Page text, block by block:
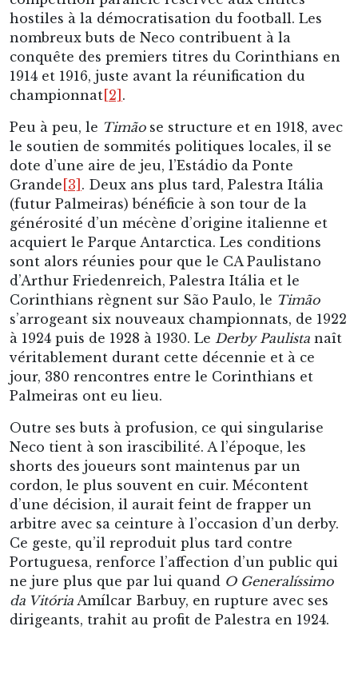
hostiles à la démocratisation du football. Les
nombreux buts de Neco contribuent à la
conquête des premiers titres du Corinthians en
1914 et 1916, juste avant la réunification du
championnat [2] .
Peu à peu, le Timãose structure et en 1918, avec
le soutien de sommités politiques locales, il se
dote d’une aire de jeu, l’Estádio da Ponte
Grande [3] . Deux ans plus tard, Palestra Itália
(futur Palmeiras) bénéficie à son tour de la
générosité d’un mécène d’origine italienne et
acquiert le Parque Antarctica. Les conditions
sont alors réunies pour que le CA Paulistano
d’Arthur Friedenreich, Palestra Itália et le
Corinthians règnent sur São Paulo, le Timão
s’arrogeant six nouveaux championnats, de 1922
à 1924 puis de 1928 à 1930. Le Derby Paulista naît
véritablement durant cette décennie et à ce
jour, 380 rencontres entre le Corinthians et
Palmeiras ont eu lieu.
Outre ses buts à profusion, ce qui singularise
Neco tient à son irascibilité. A l’époque, les
shorts des joueurs sont maintenus par un
cordon, le plus souvent en cuir. Mécontent
d’une décision, il aurait feint de frapper un
arbitre avec sa ceinture à l’occasion d’un derby.
Ce geste, qu’il reproduit plus tard contre
Portuguesa, renforce l’affection d’un public qui
ne jure plus que par lui quand O Generalíssimo
da Vitória Amílcar Barbuy, en rupture avec ses
dirigeants, trahit au profit de Palestra en 1924.